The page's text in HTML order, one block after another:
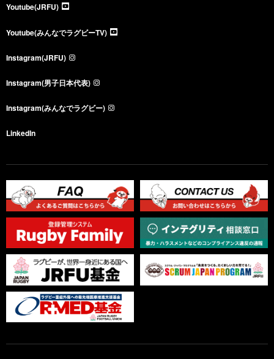
Youtube(JRFU)
Youtube(みんなでラグビーTV)
Instagram(JRFU)
Instagram(男子日本代表)
Instagram(みんなでラグビー)
LinkedIn